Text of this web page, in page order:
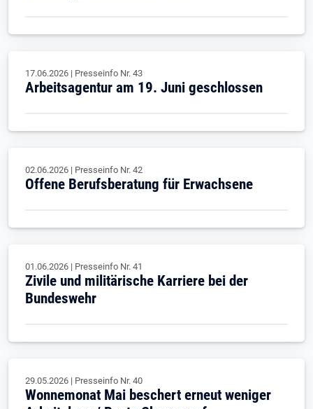
17.06.2026 | Presseinfo Nr. 43
Arbeitsagentur am 19. Juni geschlossen
02.06.2026 | Presseinfo Nr. 42
Offene Berufsberatung für Erwachsene
01.06.2026 | Presseinfo Nr. 41
Zivile und militärische Karriere bei der
Bundeswehr
29.05.2026 | Presseinfo Nr. 40
Wonnemonat Mai beschert erneut weniger